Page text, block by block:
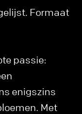
Formaat
passie:
enigszins
Met